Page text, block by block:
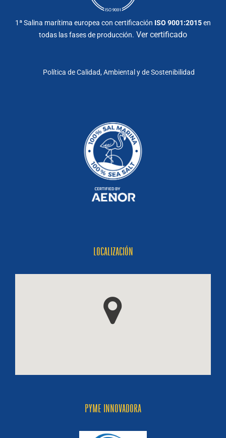
1ª Salina marítima europea con certificación ISO 9001:2015en
todas las fases de producción. Ver certificado
Política de Calidad, Ambiental y de Sostenibilidad
LOCALIZACIÓN
PYME INNOVADORA